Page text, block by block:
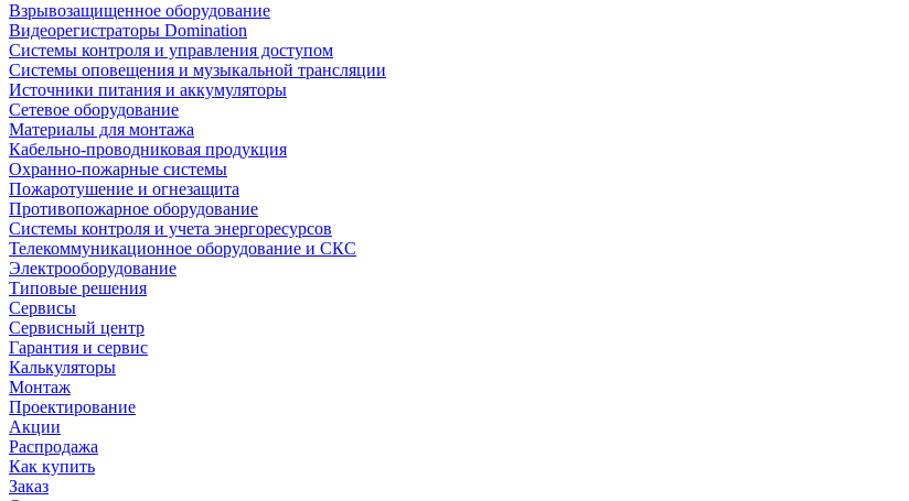
Взрывозащищенное оборудование
Видеорегистраторы Domination
Системы контроля и управления доступом
Системы оповещения и музыкальной трансляции
Источники питания и аккумуляторы
Сетевое оборудование
Материалы для монтажа
Кабельно-проводниковая продукция
Охранно-пожарные системы
Пожаротушение и огнезащита
Противопожарное оборудование
Системы контроля и учета энергоресурсов
Телекоммуникационное оборудование и СКС
Электрооборудование
Типовые решения
Сервисы
Сервисный центр
Гарантия и сервис
Калькуляторы
Монтаж
Проектирование
Акции
Распродажа
Как купить
Заказ